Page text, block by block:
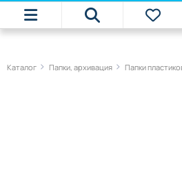
Каталог Папки, архивация Папки